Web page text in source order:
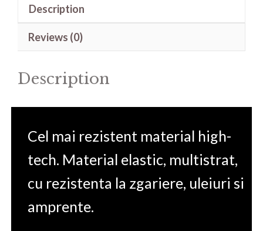
Description
Reviews (0)
Description
Cel mai rezistent material high-
tech. Material elastic, multistrat,
cu rezistenta la zgariere, uleiuri si
amprente.